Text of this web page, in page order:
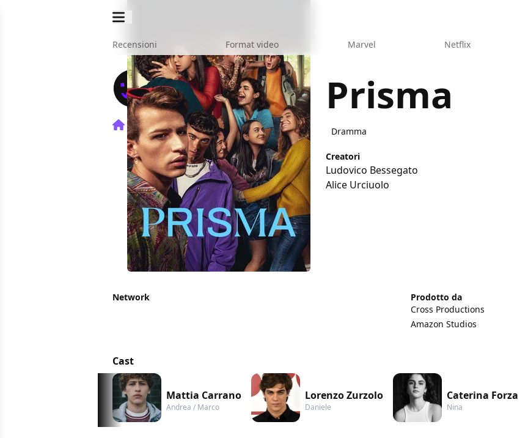
Recensioni Format video Marvel Netflix
Home TV Prisma
Prisma
Dramma
Creatori
Ludovico Bessegato
Alice Urciuolo
Network
Prodotto da
Cross Productions
Amazon Studios
Cast
Mattia Carrano
Andrea / Marco
Lorenzo Zurzolo
Daniele
Caterina Forza
Nina